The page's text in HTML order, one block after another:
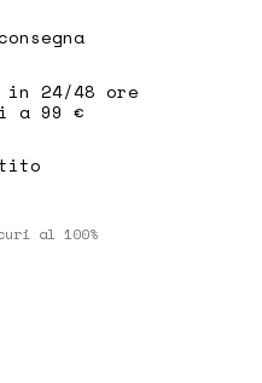
Poliestere, 7%
in 24/48 ore
a 99 €
al 100%